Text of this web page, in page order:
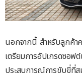
นอกจากนี้ สำหรับลูกค้
เตรียมการอัปเกรดซอฟ
ประสบการณ์การขับขี่ที่